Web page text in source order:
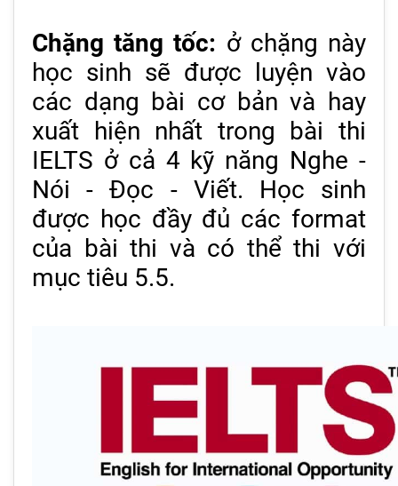
Chặng tăng tốc: ở chặng này
học sinh sẽ được luyện vào
các dạng bài cơ bản và hay
xuất hiện nhất trong bài thi
IELTS ở cả 4 kỹ năng Nghe -
Nói - Đọc - Viết. Học sinh
được học đầy đủ các format
của bài thi và có thể thi với
mục tiêu 5.5.